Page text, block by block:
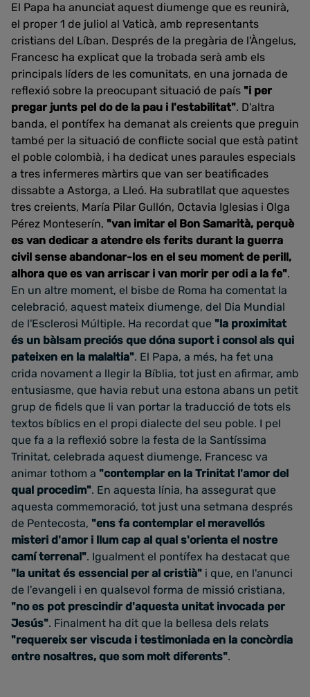
El Papa ha anunciat aquest diumenge que es reunirà,
el proper 1 de juliol al Vaticà, amb representants
cristians del Líban. Després de la pregària de l'Àngelus,
Francesc ha explicat que la trobada serà amb els
principals líders de les comunitats, en una jornada de
reflexió sobre la preocupant situació de país "i per
pregar junts pel do de la pau i l'estabilitat". D'altra
banda, el pontífex ha demanat als creients que preguin
també per la situació de conflicte social que està patint
el poble colombià, i ha dedicat unes paraules especials
a tres infermeres màrtirs que van ser beatificades
dissabte a Astorga, a Lleó. Ha subratllat que aquestes
tres creients, María Pilar Gullón, Octavia Iglesias i Olga
Pérez Monteserín, "van imitar el Bon Samarità, perquè
es van dedicar a atendre els ferits durant la guerra
civil sense abandonar-los en el seu moment de perill,
alhora que es van arriscar i van morir per odi a la fe".
En un altre moment, el bisbe de Roma ha comentat la
celebració, aquest mateix diumenge, del Dia Mundial
de l'Esclerosi Múltiple. Ha recordat que "la proximitat
és un bàlsam preciós que dóna suport i consol als qui
pateixen en la malaltia". El Papa, a més, ha fet una
crida novament a llegir la Bíblia, tot just en afirmar, amb
entusiasme, que havia rebut una estona abans un petit
grup de fidels que li van portar la traducció de tots els
textos bíblics en el propi dialecte del seu poble. I pel
que fa a la reflexió sobre la festa de la Santíssima
Trinitat, celebrada aquest diumenge, Francesc va
animar tothom a "contemplar en la Trinitat l'amor del
qual procedim". En aquesta línia, ha assegurat que
aquesta commemoració, tot just una setmana després
de Pentecosta, "ens fa contemplar el meravellós
misteri d'amor i llum cap al qual s'orienta el nostre
camí terrenal". Igualment el pontífex ha destacat que
"la unitat és essencial per al cristià" i que, en l'anunci
de l'evangeli i en qualsevol forma de missió cristiana,
"no es pot prescindir d'aquesta unitat invocada per
Jesús". Finalment ha dit que la bellesa dels relats
"requereix ser viscuda i testimoniada en la concòrdia
entre nosaltres, que som molt diferents".